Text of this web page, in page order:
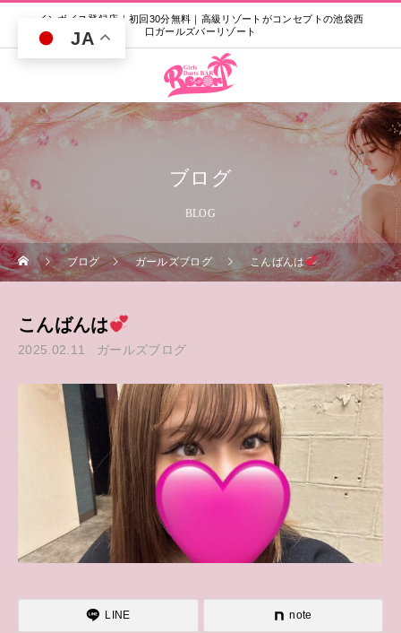
インボイス登録店｜初回30分無料｜高級リゾートがコンセプトの池袋西
口ガールズバーリゾート
ブログ
BLOG
ブログ ガールズブログ こんばんは
こんばんは
2025.02.11 ガールズブログ
LINE note
JA